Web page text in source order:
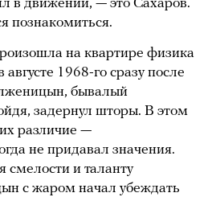
в движении, — это Сахаров.
познакомиться.
на квартире физика
1968-го сразу после
бывалый
задернул шторы. В этом
различие —
не придавал значения.
смелости и таланту
с жаром начал убеждать